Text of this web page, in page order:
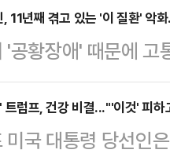
인한 사회적·개인적
다.애주가와 알코올
진행했고, 오른쪽
진의 소견에 따라
였다.무릎은 일상생
상 연골 파열은 허
상 연골판)이 파열
11년째 겪고 있는 '이 질환' 악
'공황장애' 때문에
끼'에서는 이상민
졌다.정신건강의학
복용 중이라며
럼프, 건강 비결..."'이것' 피하
미국 대통령 당선인